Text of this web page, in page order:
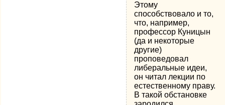
Этому
способствовало и то,
что, например,
профессор Куницын
(да и некоторые
другие)
проповедовал
либеральные идеи,
он читал лекции по
естественному праву.
В такой обстановке